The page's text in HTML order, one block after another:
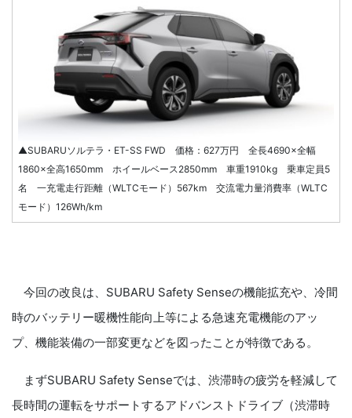
▲SUBARUソルテラ・ET-SS FWD 価格：627万円 全長4690×全幅
1860×全高1650mm ホイールベース2850mm 車重1910kg 乗車定員5
名 一充電走行距離（WLTCモード）567km 交流電力量消費率（WLTC
モード）126Wh/km
今回の改良は、SUBARU Safety Senseの機能拡充や、冷間
時のバッテリー暖機性能向上等による急速充電機能のアッ
プ、機能装備の一部変更などを図ったことが特徴である。
まずSUBARU Safety Senseでは、渋滞時の疲労を軽減して
長時間の運転をサポートするアドバンストドライブ（渋滞時